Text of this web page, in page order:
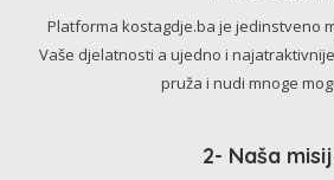
Platforma kostagdje.ba je jedinstveno
Vaše djelatnosti a ujedno i
pruža i nudi mnoge
2- Naša